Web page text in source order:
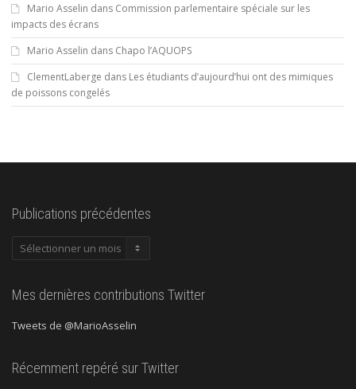
Mario Asselin dans Commission parlementaire spéciale sur les
impacts des écrans
Mario Asselin dans Chapo l’AQUOPS
ClementLaberge dans Les étudiants d’aujourd’hui ont des mimiques
de poissons congelés
Publications précédentes
Publications
Mes dernières contributions Twitter
Tweets de @MarioAsselin
Récemment repéré sur Twitter